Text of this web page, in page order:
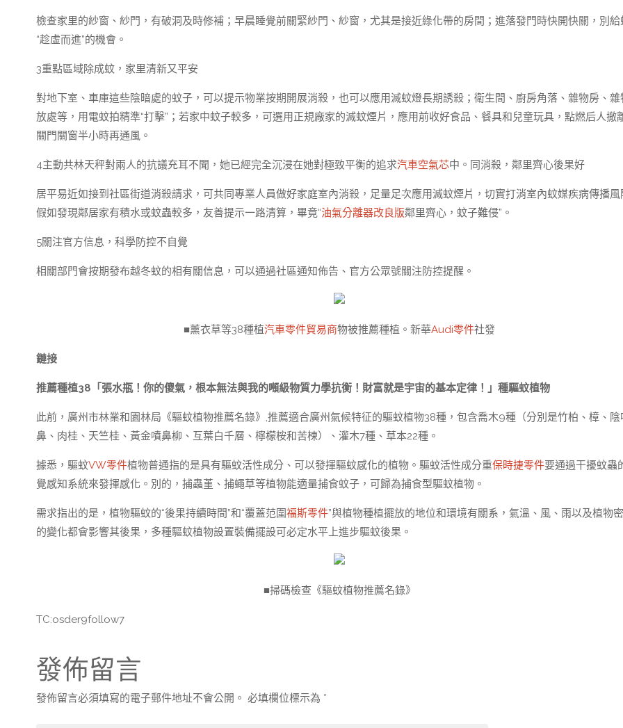
檢查家里的紗窗、紗門，有破洞及時修補；早晨睡覺前關緊紗門、紗窗，尤其是接近綠化帶的房間；進落發門時快開快關，別給
“趁虛而進”的機會。
3重點區域除成蚊，家里清新又平安
對地下室、車庫這些陰暗處的蚊子，可以提示物業按期開展消殺，也可以應用滅蚊燈長期誘殺；衛生間、廚房角落、雜物房、雜
放處等，用電蚊拍精準“打擊”；若家中蚊子較多，可選用正規廠家的滅蚊煙片，應用前收好食品、餐具和兒童玩具，點燃后人撤
關門關窗半小時再通風。
4主動共林天秤對兩人的抗議充耳不聞，她已經完全沉浸在她對極致平衡的追求汽車空氣芯中。同消殺，鄰里齊心後果好
居平易近如接到社區街道消殺請求，可共同專業人員做好家庭室內消殺，足量足次應用滅蚊煙片，切實打消室內蚊媒疾病傳播風
假如發現鄰居家有積水或蚊蟲較多，友善提示一路清算，畢竟“油氣分離器改良版鄰里齊心，蚊子難侵”。
5關注官方信息，科學防控不自覺
相關部門會按期發布越冬蚊的相有關信息，可以通過社區通知佈告、官方公眾號關注防控提醒。
■薰衣草等38種植汽車零件貿易商物被推薦種植。新華Audi零件社發
鏈接
推薦種植38「張水瓶！你的傻氣，根本無法與我的噸級物質力學抗衡！財富就是宇宙的基本定律！」種驅蚊植物
此前，廣州市林業和園林局《驅蚊植物推薦名錄》,推薦適合廣州氣候特征的驅蚊植物38種，包含喬木9種（分別是竹柏、樟、陰
鼻、肉桂、天竺桂、黃金噴鼻柳、互葉白千層、檸檬桉和苦楝）、灌木7種、草本22種。
據悉，驅蚊VW零件植物普通指的是具有驅蚊活性成分、可以發揮驅蚊感化的植物。驅蚊活性成分重保時捷零件要通過干擾蚊蟲
覺感知系統來發揮感化。別的，捕蟲堇、捕蠅草等植物能適量捕食蚊子，可歸為捕食型驅蚊植物。
需求指出的是，植物驅蚊的“後果持續時間”和“覆蓋范圍福斯零件”與植物種植擺放的地位和環境有關系，氣溫、風、雨以及植物
的變化都會影響其後果，多種驅蚊植物設置裝備擺設可必定水平上進步驅蚊後果。
■掃碼檢查《驅蚊植物推薦名錄》
TC:osder9follow7
發佈留言
發佈留言必須填寫的電子郵件地址不會公開。 必填欄位標示為 *